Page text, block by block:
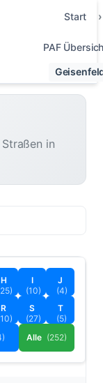
Start
PAF
in
H
I
(10)
J
(4)
R
S
(27)
T
(5)
Alle (252)